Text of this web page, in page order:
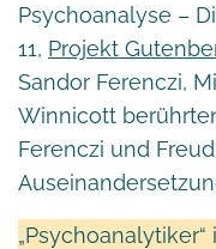
Psychoanalyse –
11, Projekt
Sandor Ferenczi,
Winnicott
Ferenczi und